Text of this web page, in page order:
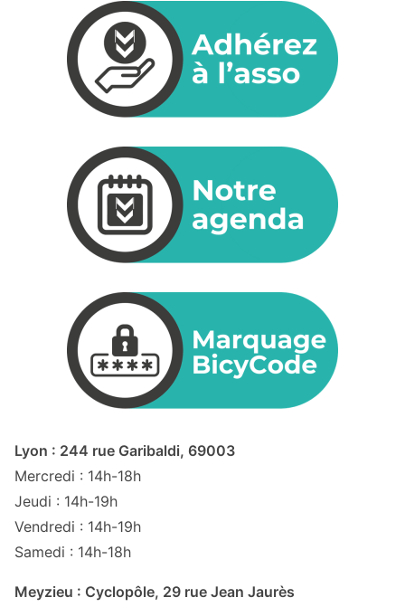
Lyon : 244 rue Garibaldi, 69003
Mercredi : 14h-18h
Jeudi : 14h-19h
Vendredi : 14h-19h
Samedi : 14h-18h
Meyzieu : Cyclopôle, 29 rue Jean Jaurès